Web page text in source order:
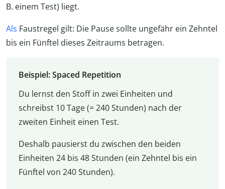
B. einem Test) liegt.
Als Faustregel gilt: Die Pause sollte ungefähr ein Zehntel
bis ein Fünftel dieses Zeitraums betragen.
Beispiel: Spaced Repetition
Du lernst den Stoff in zwei Einheiten und
schreibst 10 Tage (= 240 Stunden) nach der
zweiten Einheit einen Test.
Deshalb pausierst du zwischen den beiden
Einheiten 24 bis 48 Stunden (ein Zehntel bis ein
Fünftel von 240 Stunden).